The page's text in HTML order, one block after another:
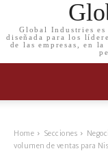
Global Industries
diseñada para los
de las empresas, en
Home Secciones
volumen de ventas para